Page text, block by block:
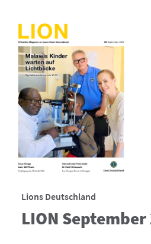
Lions Deutschland
LION September